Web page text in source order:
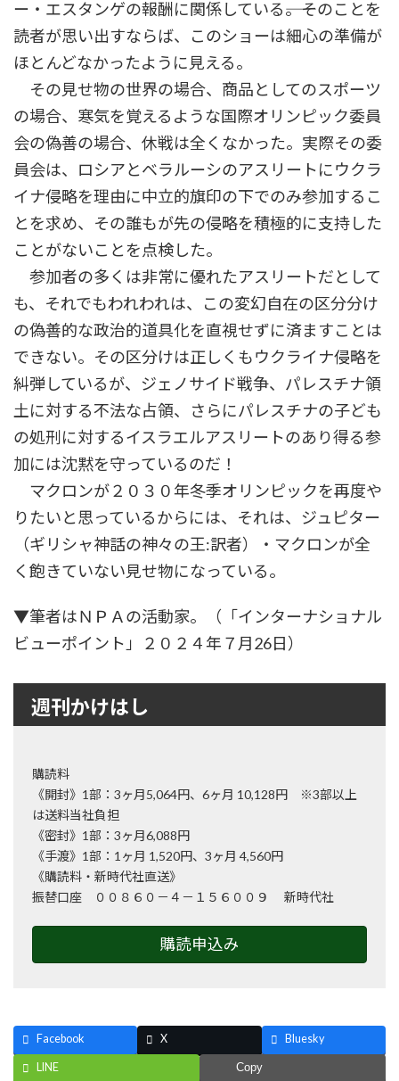
ー・エスタンゲの報酬に関係している――。そのことを
読者が思い出すならば、このショーは細心の準備が
ほとんどなかったように見える。
その見せ物の世界の場合、商品としてのスポーツ
の場合、寒気を覚えるような国際オリンピック委員
会の偽善の場合、休戦は全くなかった。実際その委
員会は、ロシアとベラルーシのアスリートにウクラ
イナ侵略を理由に中立的旗印の下でのみ参加するこ
とを求め、その誰もが先の侵略を積極的に支持した
ことがないことを点検した。
参加者の多くは非常に優れたアスリートだとして
も、それでもわれわれは、この変幻自在の区分分け
の偽善的な政治的道具化を直視せずに済ますことは
できない。その区分けは正しくもウクライナ侵略を
糾弾しているが、ジェノサイド戦争、パレスチナ領
土に対する不法な占領、さらにパレスチナの子ども
の処刑に対するイスラエルアスリートのあり得る参
加には沈黙を守っているのだ！
マクロンが２０３０年冬季オリンピックを再度や
りたいと思っているからには、それは、ジュピター
（ギリシャ神話の神々の王:訳者）・マクロンが全
く飽きていない見せ物になっている。
▼筆者はＮＰＡの活動家。（「インターナショナル
ビューポイント」２０２４年７月26日）
週刊かけはし
購読料
《開封》1部：3ヶ月5,064円、6ヶ月 10,128円 ※3部以上
は送料当社負担
《密封》1部：3ヶ月6,088円
《手渡》1部：1ヶ月 1,520円、3ヶ月 4,560円
《購読料・新時代社直送》
振替口座 ００８６０－４－１５６００９ 新時代社
購読申込み
Facebook X Bluesky
LINE Copy